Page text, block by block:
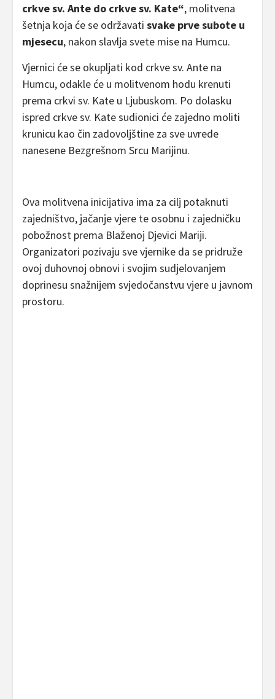
crkve sv. Ante do crkve sv. Kate“, molitvena
šetnja koja će se održavati svake prve subote u
mjesecu, nakon slavlja svete mise na Humcu.
Vjernici će se okupljati kod crkvesv. Ante na
Humcu, odakle će u molitvenom hodu krenuti
prema crkvi sv. Kate u Ljubuskom. Po dolasku
ispred crkve sv. Kate sudionici će zajedno moliti
krunicu kao čin zadovoljštine za sve uvrede
nanesene Bezgrešnom Srcu Marijinu.
Ova molitvena inicijativa ima za cilj potaknuti
zajedništvo, jačanje vjere te osobnu i zajedničku
pobožnost prema Blaženoj Djevici Mariji.
Organizatori pozivaju sve vjernike da se pridruže
ovoj duhovnoj obnovi i svojim sudjelovanjem
doprinesu snažnijem svjedočanstvu vjere u javnom
prostoru.